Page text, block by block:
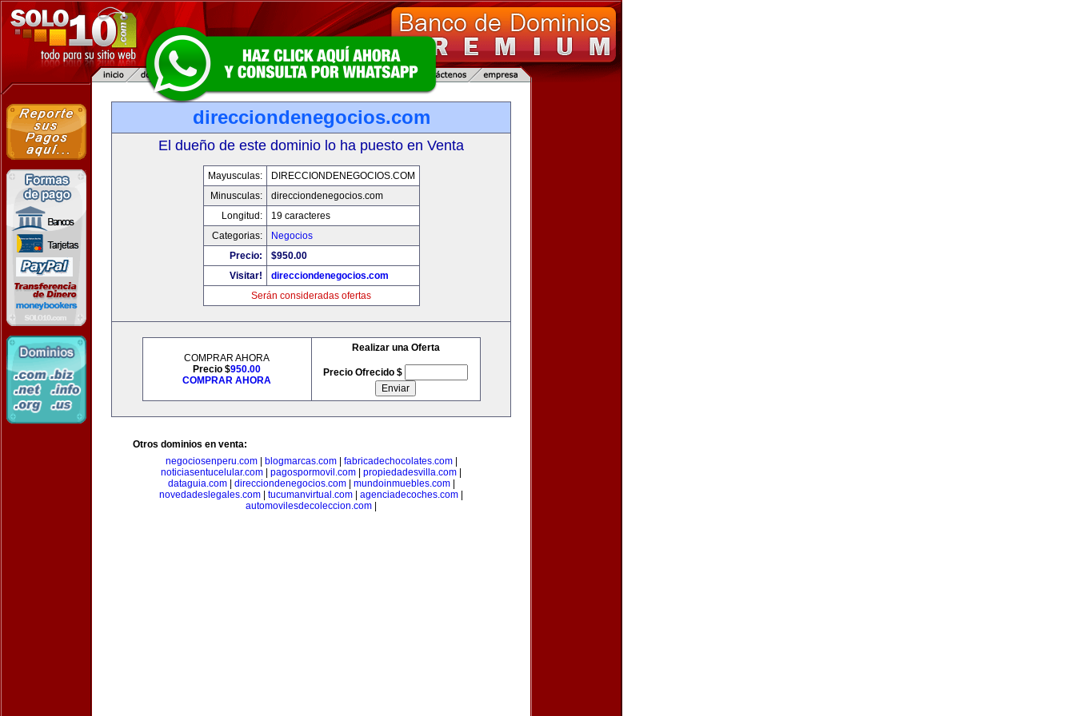
direcciondenegocios.com
El dueño de este dominio lo ha puesto en Venta
Mayusculas:
DIRECCIONDENEGOCIOS.COM
Minusculas:
direcciondenegocios.com
Longitud:
19 caracteres
Categorias:
Negocios
Precio:
$950.00
Visitar!
direcciondenegocios.com
Serán consideradas ofertas
COMPRAR AHORA
Precio $950.00
COMPRAR AHORA
Realizar una Oferta
Precio Ofrecido $
Otros dominios en venta:
negociosenperu.com| blogmarcas.com| fabricadechocolates.com|
noticiasentucelular.com
pagospormovil.com propiedadesvilla.com
dataguia.com| direcciondenegocios.com| mundoinmuebles.com|
novedadeslegales.com
tucumanvirtual.com agenciadecoches.com
automovilesdecoleccion.com